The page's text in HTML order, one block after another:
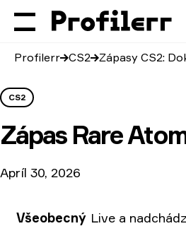
Profilerr CS2 Zápasy CS2:
CS2
Zápas Rare
Apríl 30, 2026
Všeobecný Live a